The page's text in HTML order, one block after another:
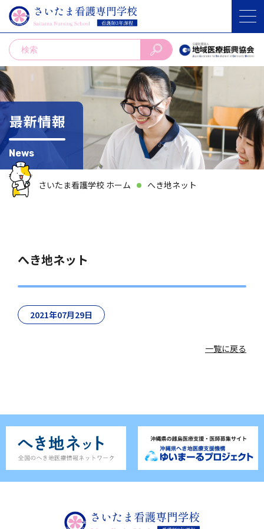
最新情報
News
さいたま看護学校 ホーム へき地ネット
へき地ネット
2021年07月29日
一覧に戻る